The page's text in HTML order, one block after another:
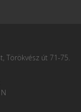
Törökvész út 71-75.